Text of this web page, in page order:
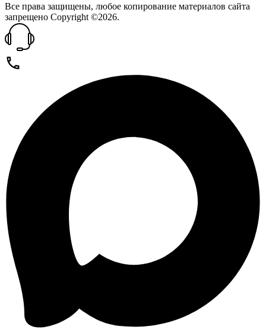
Все права защищены, любое копирование материалов сайта
запрещено Copyright ©2026.